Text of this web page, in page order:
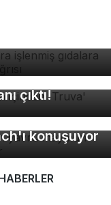
içinden
çıktı!
yavru
konuşuyor